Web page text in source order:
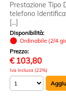
Prestazione Tipo
telefono
[...]
Disponibilità:
Ordinabile (2/4
Prezzo:
€ 103,80
Iva inclusa (22%)